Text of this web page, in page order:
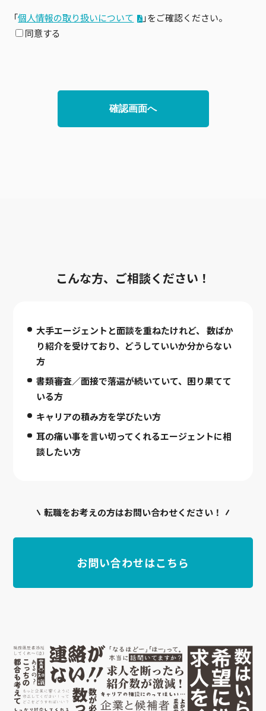
「個⼈情報の取り扱いについて
」をご確認ください。
同意する
こんな方、ご相談ください！
大手エージェントと面談を重ねたけれど、
数ばか
り紹介を受けており、どうしていいか分からない
方
書類審査／面接で落選が続いていて、困り果てて
いる方
キャリアの積み方を学びたい方
耳の痛い事を言い切ってくれるエージェントに相
談したい方
転職をお考えの方はお問い合わせください！
お問い合わせはこちら